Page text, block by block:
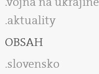
aktuality
OBSAH
slovensko